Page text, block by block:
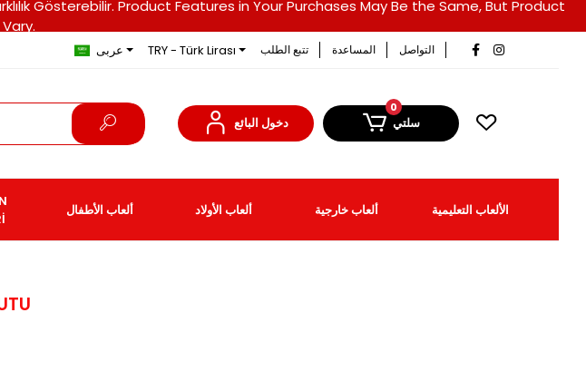
Gösterebilir. Product Features in Your Purchases May Be the Same, But Product
عربى TRY - Türk Lirası تتبع الطلب المساعدة التواصل
دخول البائع
0
سلتي
ألعاب الأطفال ألعاب الأولاد ألعاب خارجية الألعاب التعليمية